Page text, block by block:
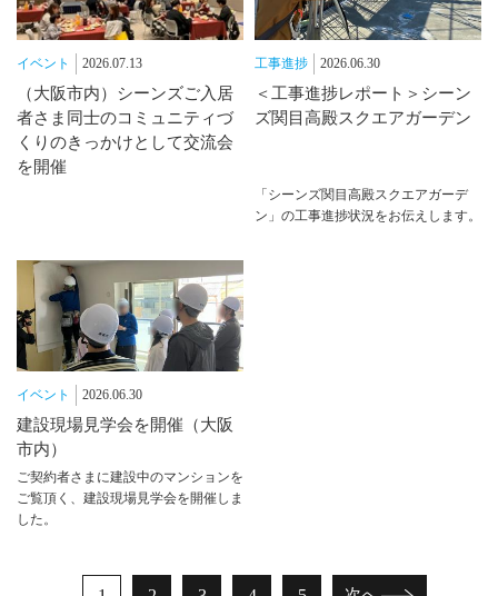
イベント 2026.07.13
（大阪市内）シーンズご入居
者さま同士のコミュニティづ
くりのきっかけとして交流会
を開催
工事進捗 2026.06.30
＜工事進捗レポート＞シーン
ズ関目高殿スクエアガーデン
「シーンズ関目高殿スクエアガーデ
ン」の工事進捗状況をお伝えします。
イベント 2026.06.30
建設現場見学会を開催（大阪
市内）
ご契約者さまに建設中のマンションを
ご覧頂く、建設現場見学会を開催しま
した。